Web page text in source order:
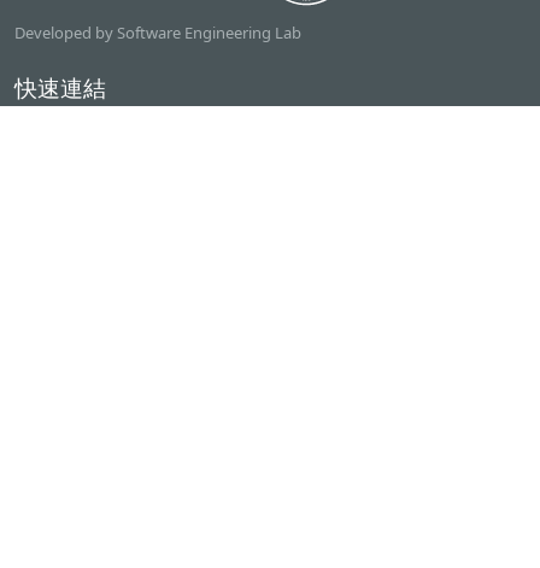
Developed by Software Engineering Lab
快速連結